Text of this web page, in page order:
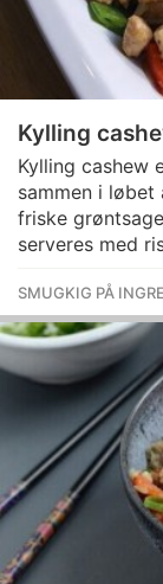
Kylling
Kylling cashew
sammen i
friske
serveres med
SMUGKIG PÅ